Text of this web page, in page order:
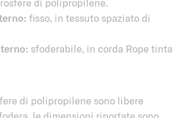
fisso, in tessuto spaziato di
sfoderabile, in corda Rope tinta
di polipropilene sono libere